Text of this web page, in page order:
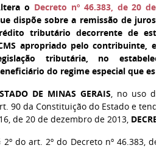
o Decreto nº 46.383, de 20 de
dispõe sobre a remissão de juros
tributário decorrente de
apropriado pelo contribuinte,
tributária, no
do regime especial que
DE MINAS GERAIS, no uso de
90 da Constituição do Estado e
de 20 de dezembro de 2013,
do art. 2º do Decreto nº 46.383, de